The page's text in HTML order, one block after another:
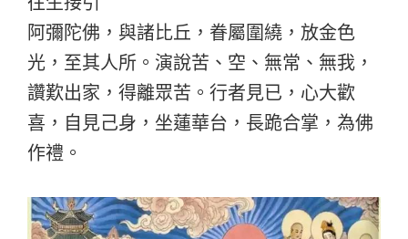
阿彌陀佛，與諸比丘，眷屬圍繞，放金色
光，至其人所。演說苦、空、無常、無我，
讚歎出家，得離眾苦。行者見已，心大歡
喜，自見己身，坐蓮華台，長跪合掌，為佛
作禮。